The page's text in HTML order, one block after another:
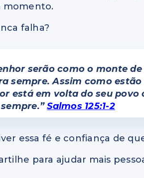
momento.
falha?
serão como o monte de
sempre. Assim como
está em volta do seu povo
sempre.” Salmos 125:1-2
essa fé e confiança de
para ajudar mais